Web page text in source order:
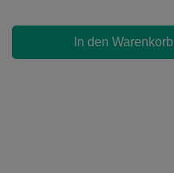
In den Warenkorb